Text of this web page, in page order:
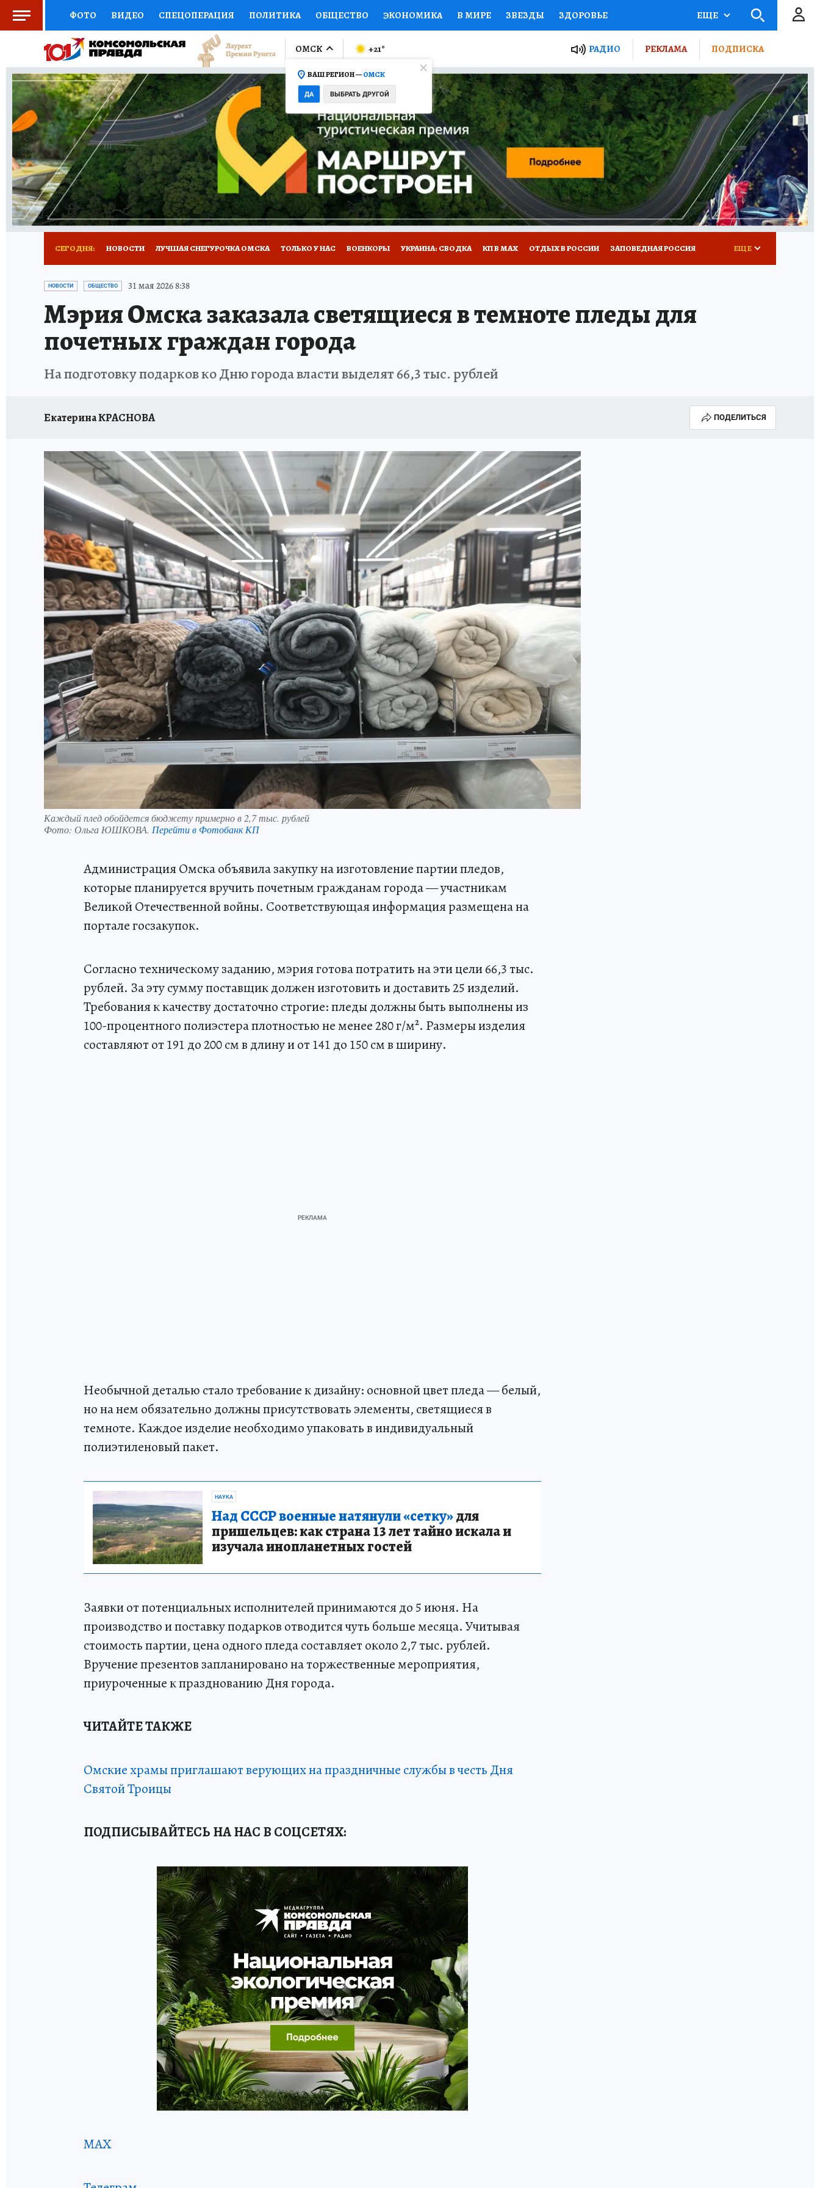
ФОТО ВИДЕО СПЕЦОПЕРАЦИЯ ПОЛИТИКА ОБЩЕСТВО ЭКОНОМИКА В МИРЕ ЗВЕЗДЫ ЗДОРОВЬЕ
СОЦПОДДЕРЖКА НАУКА СПОРТ КОЛУМНИСТЫ ПРОИСШЕСТВИЯ НАЦИОНАЛЬНЫЕ ПРОЕКТЫ РОССИИ
ВЫБОР ЭКСПЕРТОВ ДОКТОР ФИНАНСЫ ОТКРЫВАЕМ МИР СЕМЬЯ ЖЕНСКИЕ СЕКРЕТЫ ПУТЕВОДИТЕЛЬ
КНИЖНАЯ ПОЛКА ПРОГНОЗЫ НА СПОРТ ПРОМОКОДЫ СЕРИАЛЫ СПЕЦПРОЕКТЫ ДЕФИЦИТ ЖЕЛЕЗА ТУРИЗМ
ПРЕСС-ЦЕНТР НЕДВИЖИМОСТЬ ТЕЛЕВИЗОР КОЛЛЕКЦИИ КОНКУРСЫ РАБОТА У НАС ГИД ПОТРЕБИТЕЛЯ ВСЕ О КП
РАДИО КП РЕКЛАМА ТЕСТЫ НОВОЕ НА САЙТЕ
ЕЩЕ
ОМСК
ВАШ РЕГИОН —ОМСК
ДА ВЫБРАТЬ ДРУГОЙ
+21° РАДИО РЕКЛАМА ПОДПИСКА
СЕГОДНЯ: НОВОСТИ ЛУЧШАЯ СНЕГУРОЧКА ОМСКА ТОЛЬКО У НАС ВОЕНКОРЫ УКРАИНА: СВОДКА КП В МАХ ОТДЫХ В РОССИИ ЗАПОВЕДНАЯ РОССИЯ
ПРОИСШЕСТВИЯ АФИША
ЕЩЕ
НОВОСТИ ОБЩЕСТВО 31 мая 2026 8:38
Мэрия Омска заказала светящиеся в темноте пледы для
почетных граждан города
На подготовку подарков ко Дню города власти выделят 66,3 тыс. рублей
Екатерина КРАСНОВА ПОДЕЛИТЬСЯ
Каждый плед обойдется бюджету примерно в 2,7 тыс. рублей
Фото: Ольга ЮШКОВА. Перейти в Фотобанк КП
Администрация Омска объявила закупку на изготовление партии пледов,
которые планируется вручить почетным гражданам города — участникам
Великой Отечественной войны. Соответствующая информация размещена на
портале госзакупок.
Согласно техническому заданию, мэрия готова потратить на эти цели 66,3 тыс.
рублей. За эту сумму поставщик должен изготовить и доставить 25 изделий.
Требования к качеству достаточно строгие: пледы должны быть выполнены из
100-процентного полиэстера плотностью не менее 280 г/м². Размеры изделия
составляют от 191 до 200 см в длину и от 141 до 150 см в ширину.
Необычной деталью стало требование к дизайну: основной цвет пледа — белый,
но на нем обязательно должны присутствовать элементы, светящиеся в
темноте. Каждое изделие необходимо упаковать в индивидуальный
полиэтиленовый пакет.
НАУКА
Над СССР военные натянули «сетку»для
пришельцев: как страна 13 лет тайно искала и
изучала инопланетных гостей
Заявки от потенциальных исполнителей принимаются до 5 июня. На
производство и поставку подарков отводится чуть больше месяца. Учитывая
стоимость партии, цена одного пледа составляет около 2,7 тыс. рублей.
Вручение презентов запланировано на торжественные мероприятия,
приуроченные к празднованию Дня города.
ЧИТАЙТЕ ТАКЖЕ
Омские храмы приглашают верующих на праздничные службы в честь Дня
Святой Троицы
ПОДПИСЫВАЙТЕСЬ НА НАС В СОЦСЕТЯХ:
MAX